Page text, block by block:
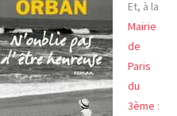
Et, à la
Mairie
de
Paris
du
3ème :